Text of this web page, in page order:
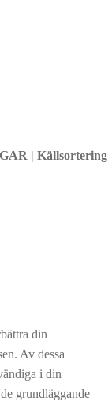
| Källsortering
din
Av dessa
i din
grundläggande